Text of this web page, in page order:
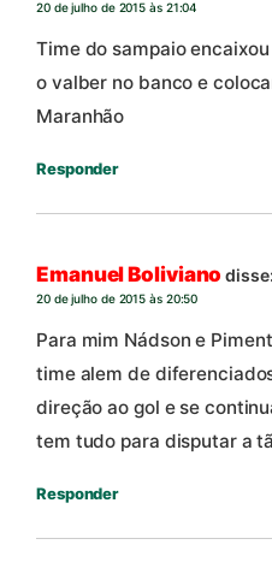
20 de julho de 2015 às 21:04
Time do sampaio
o valber no banco e
Maranhão
Responder
Emanuel Boliviano disse:
20 de julho de 2015 às 20:50
Para mim Nádson e
time alem de
direção ao gol e se
tem tudo para disputar a
Responder